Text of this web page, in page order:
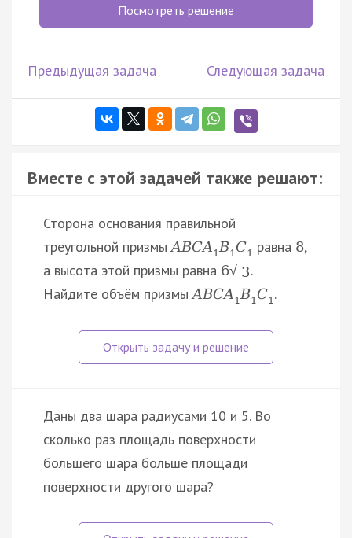
Посмотреть решение
Предыдущая задача Следующая задача
Вместе с этой задачей также решают:
Сторона основания правильной
треугольной призмыABCA 1B1C1 равна 8,
а высота этой призмы равна 6√ 3.
Найдите объём призмыABCA 1B1C1.
Даны два шара радиусами 10 и 5. Во
сколько раз площадь поверхности
большего шара больше площади
поверхности другого шара?